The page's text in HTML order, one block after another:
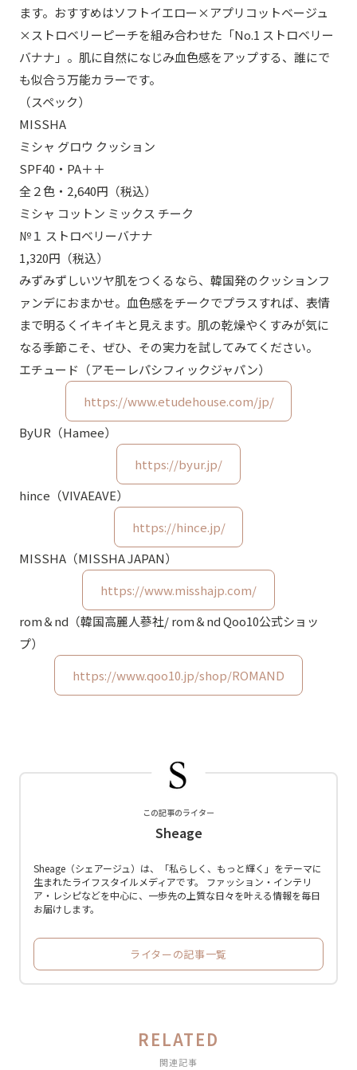
ます。おすすめはソフトイエロー×アプリコットベージュ
×ストロベリーピーチを組み合わせた「No.1 ストロベリー
バナナ」。肌に自然になじみ血色感をアップする、誰にで
も似合う万能カラーです。
（スペック）
MISSHA
ミシャ グロウ クッション
SPF40・PA＋＋
全２色・2,640円（税込）
ミシャ コットン ミックス チーク
№１ ストロベリーバナナ
1,320円（税込）
みずみずしいツヤ肌をつくるなら、韓国発のクッションフ
ァンデにおまかせ。血色感をチークでプラスすれば、表情
まで明るくイキイキと見えます。肌の乾燥やくすみが気に
なる季節こそ、ぜひ、その実力を試してみてください。
エチュード（アモーレパシフィックジャパン）
https://www.etudehouse.com/jp/
ByUR（Hamee）
https://byur.jp/
hince（VIVAEAVE）
https://hince.jp/
MISSHA（MISSHA JAPAN）
https://www.misshajp.com/
rom＆nd（韓国高麗人蔘社/ rom＆nd Qoo10公式ショッ
プ）
https://www.qoo10.jp/shop/ROMAND
この記事のライター
Sheage
Sheage（シェアージュ）は、「私らしく、もっと輝く」をテーマに
生まれたライフスタイルメディアです。 ファッション・インテリ
ア・レシピなどを中心に、一歩先の上質な日々を叶える情報を毎日
お届けします。
ライターの記事一覧
RELATED
関連記事